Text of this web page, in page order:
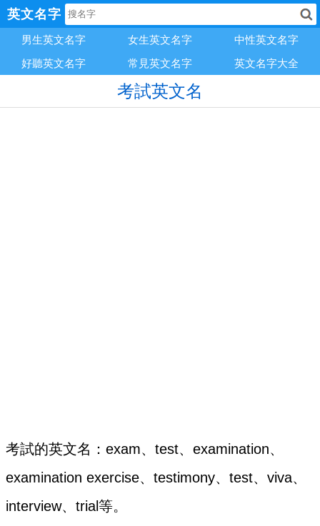
英文名字
男生英文名字 女生英文名字
中性英文名字
好聽英文名字
常見英文名字 英文名字大全
考試英文名
考試的英文名：exam、test、examination、
examination exercise、testimony、test、viva、
interview、trial等。